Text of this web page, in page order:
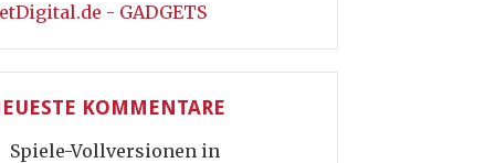
- GADGETS
KOMMENTARE
Spiele-Vollversionen in